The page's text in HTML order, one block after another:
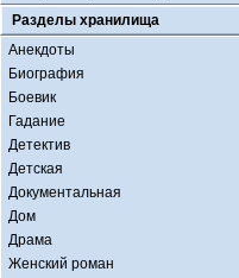
Разделы хранилища
Анекдоты
Биография
Боевик
Гадание
Детектив
Детская
Документальная
Дом
Драма
Женский роман